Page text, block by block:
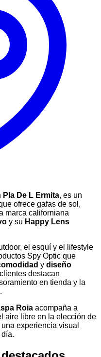
Pla De L Ermita, es un
ofrece gafas de sol,
marca californiana
y su Happy Lens
el esquí y el lifestyle
Spy Optic que
y diseño
destacan
en tienda y la
Roia acompaña a
aire libre en la elección de
experiencia visual